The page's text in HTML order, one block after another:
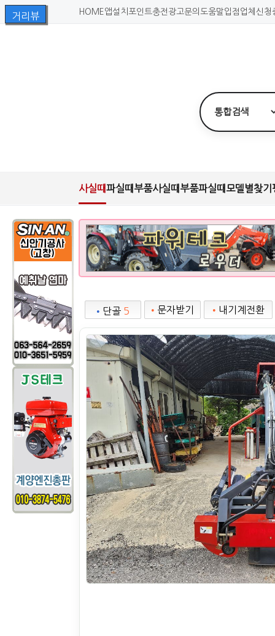
HOME 앱설치 포인트충전 광고문의 도움말입점업체신청
사실때파실때 부품사실때 부품파실때 모델별찾기
• 단골 5 • 문자받기 • 내기계전환